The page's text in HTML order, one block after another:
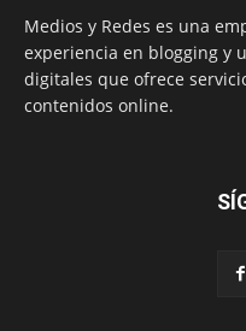
Medios y Redes es una
experiencia en blogging y
digitales que ofrece
contenidos online.